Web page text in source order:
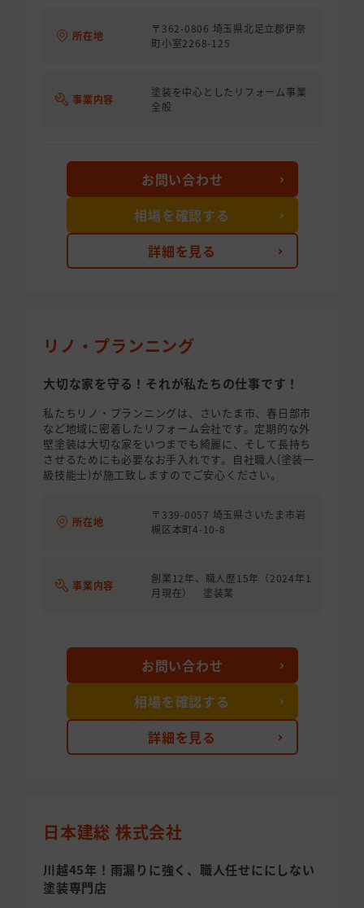
所在地
〒362-0806 埼玉県北足立郡伊奈
町小室2268-125
事業内容
塗装を中心としたリフォーム事業
全般
詳細を見る
お問い合わせ
相場を確認する
リノ・プランニング
大切な家を守る！それが私たちの仕事です！
私たちリノ・プランニングは、さいたま市、春日部市
など地域に密着したリフォーム会社です。定期的な外
壁塗装は大切な家をいつまでも綺麗に、そして長持ち
させるためにも必要なお手入れです。自社職人(塗装一
級技能士)が施工致しますのでご安心ください。
所在地
〒339-0057 埼玉県さいたま市岩
槻区本町4-10-8
事業内容
創業12年、職人歴15年（2024年1
月現在） 塗装業
詳細を見る
お問い合わせ
相場を確認する
日本建総 株式会社
川越45年！雨漏りに強く、職人任せににしない
塗装専門店